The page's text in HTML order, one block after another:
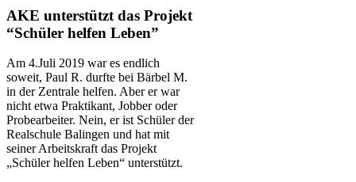
AKE unterstützt das Projekt
“Schüler helfen Leben”
Am 4.Juli 2019 war es endlich
soweit, Paul R. durfte bei Bärbel M.
in der Zentrale helfen. Aber er war
nicht etwa Praktikant, Jobber oder
Probearbeiter. Nein, er ist Schüler der
Realschule Balingen und hat mit
seiner Arbeitskraft das Projekt
„Schüler helfen Leben“ unterstützt.